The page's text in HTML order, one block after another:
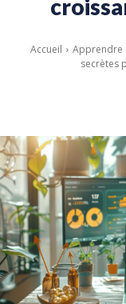
Accueil Apprendre
secrètes